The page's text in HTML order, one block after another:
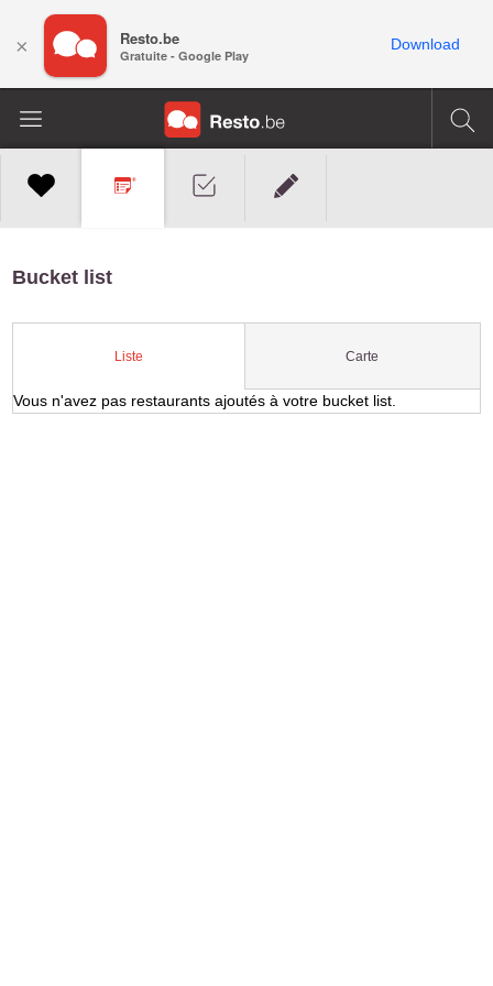
Bucket list
Liste Carte
Vous n'avez pas restaurants ajoutés à votre bucket list.
× Resto.be
Gratuite - Google Play
Download